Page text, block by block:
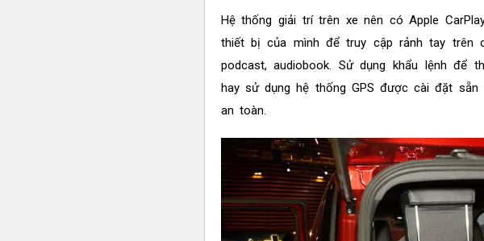
Hệ thống giải trí trên xe nên có Apple
thiết bị của mình để truy cập rảnh tay trên
podcast, audiobook. Sử dụng khẩu lệnh để
hay sử dụng hệ thống GPS được cài đặt
an toàn.